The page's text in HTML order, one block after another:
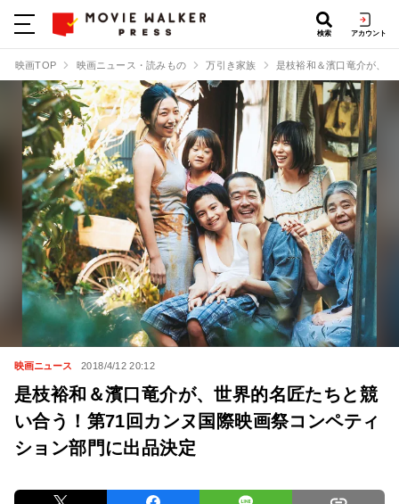
検索 アカウント
映画TOP 映画ニュース・読みもの 万引き家族 是枝裕和＆濱口竜介が、
映画ニュース 2018/4/12 20:12
是枝裕和＆濱口竜介が、世界的名匠たちと競
い合う！第71回カンヌ国際映画祭コンペティ
ション部門に出品決定